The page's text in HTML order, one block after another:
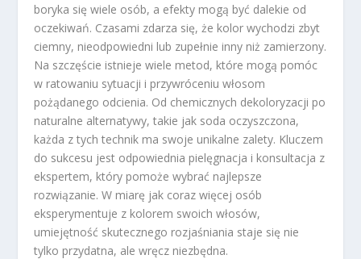
boryka się wiele osób, a efekty mogą być dalekie od
oczekiwań. Czasami zdarza się, że kolor wychodzi zbyt
ciemny, nieodpowiedni lub zupełnie inny niż zamierzony.
Na szczęście istnieje wiele metod, które mogą pomóc
w ratowaniu sytuacji i przywróceniu włosom
pożądanego odcienia. Od chemicznych dekoloryzacji po
naturalne alternatywy, takie jak soda oczyszczona,
każda z tych technik ma swoje unikalne zalety. Kluczem
do sukcesu jest odpowiednia pielęgnacja i konsultacja z
ekspertem, który pomoże wybrać najlepsze
rozwiązanie. W miarę jak coraz więcej osób
eksperymentuje z kolorem swoich włosów,
umiejętność skutecznego rozjaśniania staje się nie
tylko przydatna, ale wręcz niezbędna.